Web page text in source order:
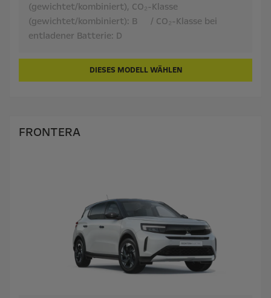
(gewichtet/kombiniert), CO₂-Klasse
(gewichtet/kombiniert): B
/ CO₂-Klasse bei
entladener Batterie: D
DIESES MODELL WÄHLEN
FRONTERA